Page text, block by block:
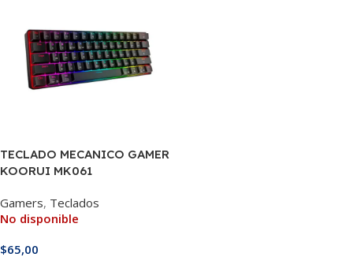
TECLADO MECANICO GAMER
KOORUI MK061
Gamers, Teclados
No disponible
$65,00